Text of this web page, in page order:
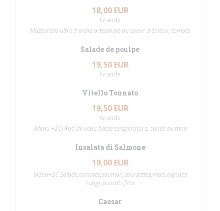
18,00 EUR
Grande
Mozzarella ultra fraiche artisanale au coeur crémeux, tomate
Salade de poulpe
19,50 EUR
Grande
Vitello Tonnato
19,50 EUR
Grande
(Menu +2€) Roti de veau basse température, sauce au thon
Insalata di Salmone
19,00 EUR
Menu+2€ Salade,tomates,saumon,courgettes,mais,oignons
rouge,avocats,feta
Caesar